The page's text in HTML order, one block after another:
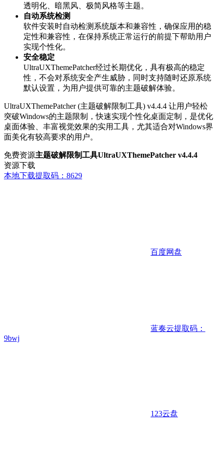
透明化、暗黑风、极简风格等主题。
自动系统检测
软件安装时自动检测系统版本和兼容性，确保应用的稳
定性和兼容性，在保持系统正常运行的前提下帮助用户
实现个性化。
安全稳定
UltraUXThemePatcher经过长期优化，具有极高的稳定
性，不会对系统安全产生威胁，同时支持随时还原系统
默认设置，为用户提供可靠的主题破解体验。
UltraUXThemePatcher (主题破解限制工具) v4.4.4 让用户轻松
突破Windows的主题限制，快速实现个性化桌面定制，是优化
桌面体验、丰富视觉效果的实用工具，尤其适合对Windows界
面美化有较高要求的用户。
免费资源主题破解限制工具UltraUXThemePatcher v4.4.4
资源下载
本地下载提取码：8629
百度网盘
蓝奏云提取码：
9bwj
123云盘